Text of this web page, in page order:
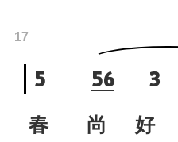
5 56 3
17
春 尚 好